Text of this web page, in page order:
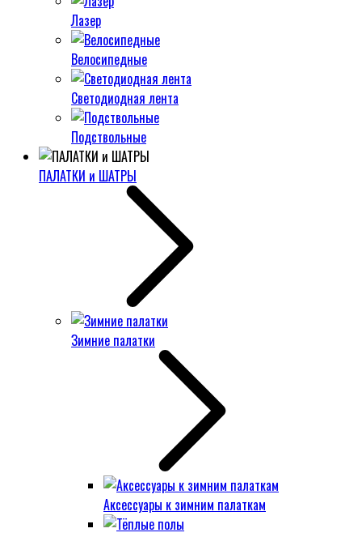
Лазер
Велосипедные
Светодиодная лента
Подствольные
ПАЛАТКИ и ШАТРЫ
Зимние палатки
Аксессуары к зимним палаткам